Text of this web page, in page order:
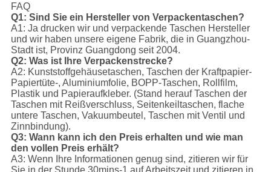
FAQ
Q1: Sind Sie ein Hersteller von Verpackentaschen?
A1: Ja drucken wir und verpackende Taschen Hersteller
und wir haben unsere eigene Fabrik, die in Guangzhou-
Stadt ist, Provinz Guangdong seit 2004.
Q2: Was ist Ihre Verpackenstrecke?
A2: Kunststoffgehäusetaschen, Taschen der Kraftpapier-
Papiertüte-, Aluminiumfolie, BOPP-Taschen, Rollfilm,
Plastik und Papieraufkleber. (Stand herauf Taschen der
Taschen mit Reißverschluss, Seitenkeiltaschen, flache
untere Taschen, Vakuumbeutel, Taschen mit Ventil und
Zinnbindung).
Q3: Wann kann ich den Preis erhalten und wie man
den vollen Preis erhält?
A3: Wenn Ihre Informationen genug sind, zitieren wir für
Sie in der Stunde 30mins-1 auf Arbeitszeit und zitieren in